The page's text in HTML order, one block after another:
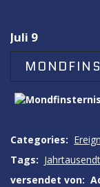
Juli 9
Categories:
Tags:
versendet von: